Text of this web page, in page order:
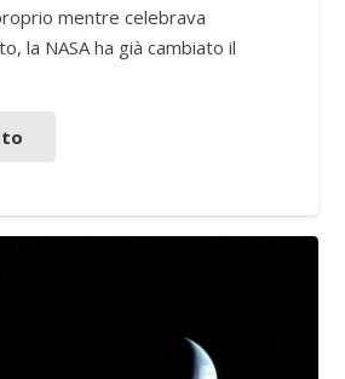
mentre celebrava
la NASA ha già cambiato il